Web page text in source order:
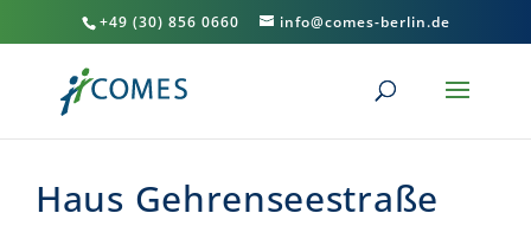
+49 (30) 856 0660 info@comes-berlin.de
Haus Gehrenseestraße